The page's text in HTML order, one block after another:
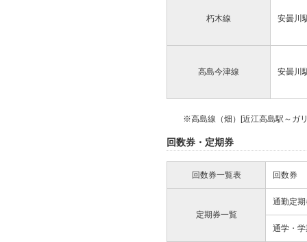
朽木線 安曇川
高島今津線 安曇川
※高島線（畑）[近江高島駅～ガリ
回数券・定期券
回数券一覧表 回数券
定期券一覧
通勤定
通学・